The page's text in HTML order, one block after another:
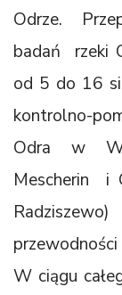
Odrze.
badań rzeki
od 5 do 16
kontrolno-
Odra w
Mescherin i
W ciągu